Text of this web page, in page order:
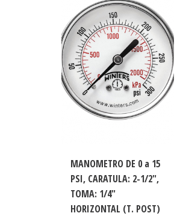
MANOMETRO DE 0 a 15
PSI, CARATULA: 2-1/2″,
TOMA: 1/4″
HORIZONTAL (T. POST)